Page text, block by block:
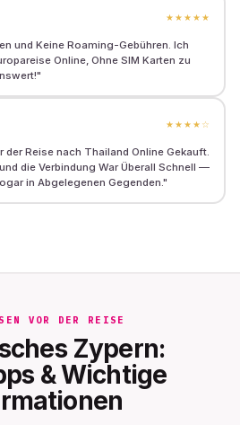
★★★★★
und Keine Roaming-Gebühren. Ich
Online, Ohne SIM Karten zu
"
★★★★ ☆
der Reise nach Thailand Online Gekauft.
die Verbindung War Überall Schnell —
in Abgelegenen Gegenden. "
VOR DER REISE
Zypern:
& Wichtige